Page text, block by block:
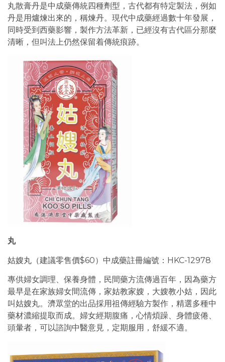
丸散膏丹是中成藥傳統四種劑型，古代都有特定製法，例如
丹是用爐煉出來的，稱煉丹。現代中成藥經過數十年發展，
同時受到西藥影響，製作方法革新，已經沒有古代區分那麼
清晰，但叫法上仍然保留着傳統痕跡。
丸
姑嫂丸（建議零售價$60）中成藥註冊編號：HKC-12978
專供婦女調理、保養身體，民間藥方流傳過百年，因為藥方
最早是在家族婦女間流傳，家姑教家嫂，大嫂教小姑，因此
叫姑嫂丸。濟眾堂的出品採用祖傳經驗方製作，精選多種中
藥材濃縮提取而成。婦女經期腹痛，心情煩躁、身體疲倦、
頭暈者，可以諮詢中醫意見，定期服用，舒緩不適。